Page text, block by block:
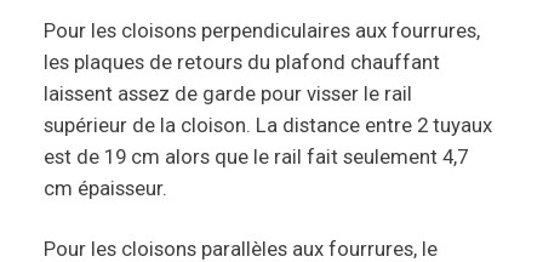
Pour les cloisons perpendiculaires aux fourrures,
les plaques de retours du plafond chauffant
laissent assez de garde pour visser le rail
supérieur de la cloison. La distance entre 2 tuyaux
est de 19 cm alors que le rail fait seulement 4,7
cm épaisseur.
Pour les cloisons parallèles aux fourrures, le